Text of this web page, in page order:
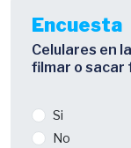
Encuesta
Celulares en
filmar o sacar
Si
No